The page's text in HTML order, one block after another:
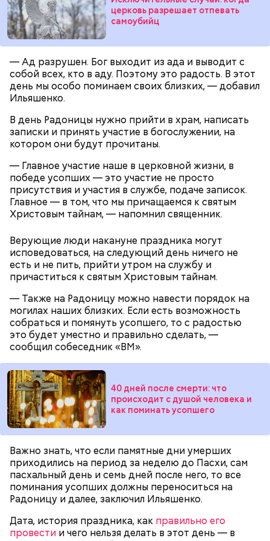
церковь разрешает отпевать
самоубийц
— Ад разрушен. Бог выходит из ада и выводит с
собой всех, кто в аду. Поэтому это радость. В этот
день мы особо поминаем своих близких, — добавил
Ильяшенко.
В день Радоницы нужно прийти в храм, написать
записки и принять участие в богослужении, на
котором они будут прочитаны.
— Главное участие наше в церковной жизни, в
победе усопших — это участие не просто
присутствия и участия в службе, подаче записок.
Главное — в том, что мы причащаемся к святым
Христовым тайнам, — напомнил священник.
Верующие люди накануне праздника могут
исповедоваться, на следующий день ничего не
есть и не пить, прийти утром на службу и
причаститься к святым Христовым тайнам.
— Также на Радоницу можно навести порядок на
могилах наших близких. Если есть возможность
собраться и помянуть усопшего, то с радостью
это будет уместно и правильно сделать, —
сообщил собеседник «ВМ».
40 дней после смерти: что
происходит с душой человека и
как поминать усопшего
Важно знать, что если памятные дни умерших
приходились на период за неделю до Пасхи, сам
пасхальный день и семь дней после него, то все
поминания усопших должны переноситься на
Радоницу и далее, заключил Ильяшенко.
Дата, история праздника, как правильно его
провести и чего нельзя делать в этот день — в
— Кабачки, порезанные кубиками, нужно легко
обжарить на сковороде. К ним добавляются зелень
петрушки, чеснок, соль и оливковое масло.
Получается очень вкусно, — поделился рецептом
Копылов.
Спагетти из кабачков
Ингредиенты:
— В дыне содержится много сахара, который
представлен фруктозой. С одной стороны — это
хорошо, потому что дает энергию. Но важно
помнить, что сладкими дынями не нужно сильно
увлекаться, так же как и арбузами, людям с
сахарным диабетом и лишним весом, —
подчеркнула доктор.
Терапевт Кондрахин назвал
продукты и напитки, которые
выводят токсины из организма
Ранние плоды, по словам врача, лучше не есть:
Чистит сосуды и защищает от
рака: чем полезен кресс-салат